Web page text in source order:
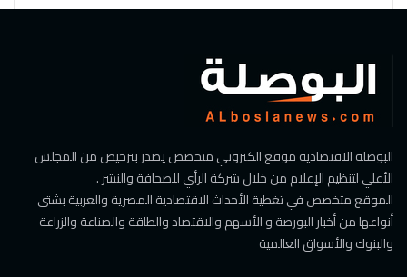
البوصلة الاقتصادية موقع الكتروني متخصص يصدر بترخيص من المجلس
الأعلي لتنظيم الإعلام من خلال شركة الرأي للصحافة والنشر .
الموقع متخصص في تغطية الأحداث الاقتصادية المصرية والعربية بشتى
أنواعها من أخبار البورصة و الأسهم والاقتصاد والطاقة والصناعة والزراعة
والبنوك والأسواق العالمية